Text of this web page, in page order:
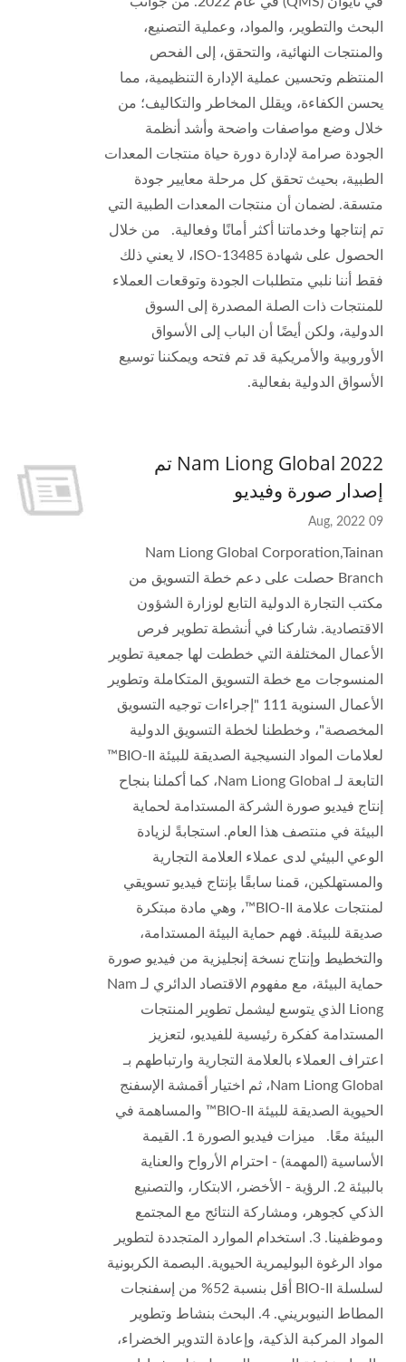
البحث والتطوير، والمواد، وعملية التصنيع،
والمنتجات النهائية، والتحقق، إلى الفحص
المنتظم وتحسين عملية الإدارة التنظيمية، مما
يحسن الكفاءة، ويقلل المخاطر والتكاليف؛ من
خلال وضع مواصفات واضحة وأشد أنظمة
الجودة صرامة لإدارة دورة حياة منتجات المعدات
الطبية، بحيث تحقق كل مرحلة معايير جودة
متسقة. لضمان أن منتجات المعدات الطبية التي
تم إنتاجها وخدماتنا أكثر أمانًا وفعالية. من خلال
الحصول على شهادة ISO-13485، لا يعني ذلك
فقط أننا نلبي متطلبات الجودة وتوقعات العملاء
للمنتجات ذات الصلة المصدرة إلى السوق
الدولية، ولكن أيضًا أن الباب إلى الأسواق
الأوروبية والأمريكية قد تم فتحه ويمكننا توسيع
الأسواق الدولية بفعالية.
2022 Nam Liong Global تم
إصدار صورة وفيديو
09 Aug, 2022
Nam Liong Global Corporation,Tainan
Branch حصلت على دعم خطة التسويق من
مكتب التجارة الدولية التابع لوزارة الشؤون
الاقتصادية. شاركنا في أنشطة تطوير فرص
الأعمال المختلفة التي خططت لها جمعية تطوير
المنسوجات مع خطة التسويق المتكاملة وتطوير
الأعمال السنوية 111 "إجراءات توجيه التسويق
المخصصة"، وخططنا لخطة التسويق الدولية
لعلامات المواد النسيجية الصديقة للبيئة BIO-II™
التابعة لـ Nam Liong Global، كما أكملنا بنجاح
إنتاج فيديو صورة الشركة المستدامة لحماية
البيئة في منتصف هذا العام. استجابةً لزيادة
الوعي البيئي لدى عملاء العلامة التجارية
والمستهلكين، قمنا سابقًا بإنتاج فيديو تسويقي
لمنتجات علامة BIO-II™، وهي مادة مبتكرة
صديقة للبيئة. فهم حماية البيئة المستدامة،
والتخطيط وإنتاج نسخة إنجليزية من فيديو صورة
حماية البيئة، مع مفهوم الاقتصاد الدائري لـ Nam
Liong الذي يتوسع ليشمل تطوير المنتجات
المستدامة كفكرة رئيسية للفيديو، لتعزيز
اعتراف العملاء بالعلامة التجارية وارتباطهم بـ
Nam Liong Global، ثم اختيار أقمشة الإسفنج
الحيوية الصديقة للبيئة BIO-II™ والمساهمة في
البيئة معًا. ميزات فيديو الصورة 1. القيمة
الأساسية (المهمة) - احترام الأرواح والعناية
بالبيئة 2. الرؤية - الأخضر، الابتكار، والتصنيع
الذكي كجوهر، ومشاركة النتائج مع المجتمع
وموظفينا. 3. استخدام الموارد المتجددة لتطوير
مواد الرغوة البوليمرية الحيوية. البصمة الكربونية
لسلسلة BIO-II أقل بنسبة 52% من إسفنجات
المطاط النيوبريني. 4. البحث بنشاط وتطوير
المواد المركبة الذكية، وإعادة التدوير الخضراء،